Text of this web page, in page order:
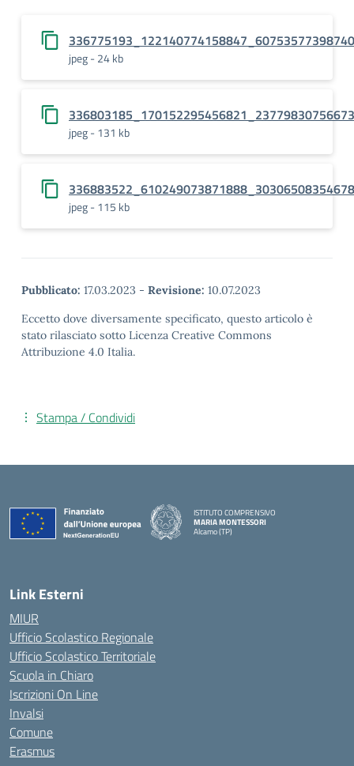
jpeg - 24 kb
jpeg - 131 kb
jpeg - 115 kb
Pubblicato: 17.03.2023 - Revisione: 10.07.2023
Eccetto dove diversamente specificato, questo articolo è
stato rilasciato sotto Licenza Creative Commons
Attribuzione 4.0 Italia.
Stampa / Condividi
ISTITUTO COMPRENSIVO
MARIA MONTESSORI
Alcamo (TP)
Link Esterni
MIUR
Ufficio Scolastico Regionale
Ufficio Scolastico Territoriale
Scuola in Chiaro
Iscrizioni On Line
Invalsi
Comune
Erasmus